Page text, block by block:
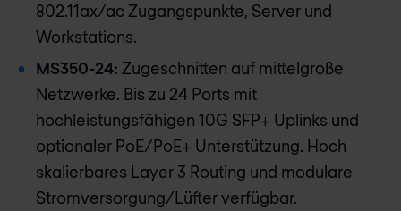
802.11ax/ac Zugangspunkte, Server und
Workstations.
MS350-24: Zugeschnitten auf mittelgroße
Netzwerke. Bis zu 24 Ports mit
hochleistungsfähigen 10G SFP+ Uplinks und
optionaler PoE/PoE+ Unterstützung. Hoch
skalierbares Layer 3 Routing und modulare
Stromversorgung/Lüfter verfügbar.